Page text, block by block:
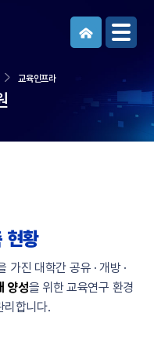
교육인프라
현황
가진 대학간 공유 · 개방 ·
양성을 위한 교육연구 환경
리합니다.